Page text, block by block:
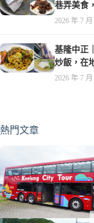
巷弄美食
2026 年 7 月
基隆中正
炒飯，在
2026 年 7 月
熱門文章